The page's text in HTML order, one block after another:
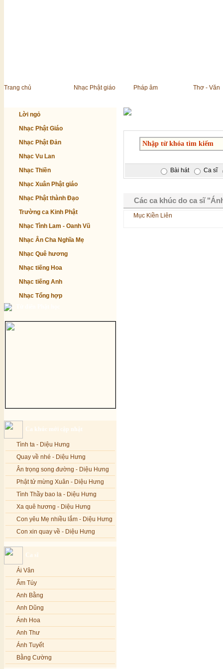
Trang chủ Nhạc Phật giáo Pháp âm Thơ - Văn
Lời ngỏ
Nhạc Phật Giáo
Nhạc Phật Đản
Nhạc Vu Lan
Nhạc Thiền
Nhạc Xuân Phật giáo
Nhạc Phật thành Đạo
Trường ca Kinh Phật
Nhạc Tình Lam - Oanh Vũ
Nhạc Ân Cha Nghĩa Mẹ
Nhạc Quê hương
Nhạc tiếng Hoa
Nhạc tiếng Anh
Nhạc Tổng hợp
Ca khúc mới cập nhật
Tình ta - Diệu Hưng
Quay về nhé - Diệu Hưng
Ân trọng song đường - Diệu Hưng
Phật tử mừng Xuân - Diệu Hưng
Tình Thầy bao la - Diệu Hưng
Xa quê hương - Diệu Hưng
Con yêu Mẹ nhiều lắm - Diệu Hưng
Con xin quay về - Diệu Hưng
Nếu xa Phật - Diệu Hưng
Tình Lam - Kim Khánh & Hoàng
Vĩnh
Xin cho con niềm tin - Kim Linh
Quán Âm Mẹ hiền - Kim Linh
Nhạc niệm Nam Mô A Di Đà Phật -
Kim Linh
Mẹ Từ Bi - Kim Linh
12 Lời nguyện của Bồ tát Quán Thế
Âm - Kim Linh
Ca sĩ
Ái Vân
Ẩm Túy
Anh Bằng
Anh Dũng
Ánh Hoa
Anh Thư
Ánh Tuyết
Bằng Cường
Bài hát Ca sĩ
Các ca khúc do ca sĩ
Mục Kiền Liên